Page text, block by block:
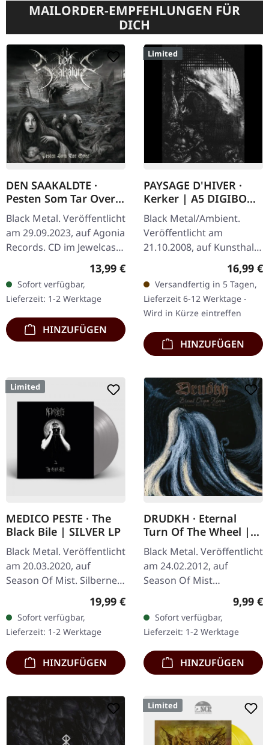
MAILORDER-EMPFEHLUNGEN FÜR
DICH
DEN SAAKALDTE ·
Pesten Som Tar Over |
CD
Black Metal. Veröffentlicht
am 29.09.2023, auf Agonia
Records. CD im Jewelcase.
Die norwegischen Black
Saakaldte kehren mit
ihrem…
Regulärer Preis:
13,99 €
Sofort verfügbar,
Lieferzeit: 1-2 Werktage
HINZUFÜGEN
Limited
PAYSAGE D'HIVER ·
Kerker | A5 DIGIBOOK
CD
Black Metal/Ambient.
Veröffentlicht am
21.10.2008, auf Kunsthall
Handgefertigtes A5-
Digibook in schwarzem,
versiegelten Umschlag.…
16,99 €
Versandfertig in 5 Tagen,
Lieferzeit 6-12 Werktage -
Wird in Kürze eintreffen
HINZUFÜGEN
Limited
MEDICO PESTE · The
Black Bile | SILVER LP
Black Metal. Veröffentlicht
am 20.03.2020, auf
Season Of Mist. Silbernes
Vinyl im Gatefold-Cover.
Exemplare. Medico Peste
liefern…
Regulärer Preis:
19,99 €
Sofort verfügbar,
Lieferzeit: 1-2 Werktage
HINZUFÜGEN
DRUDKH · Eternal
Turn Of The Wheel |
CD
Black Metal. Veröffentlicht
am 24.02.2012, auf
Season Of Mist
Underground Activists.
CD im Jewelcase. "Eternal
Turn of the Wheel"
markiert eine…
9,99 €
Sofort verfügbar,
Lieferzeit: 1-2 Werktage
HINZUFÜGEN
Limited